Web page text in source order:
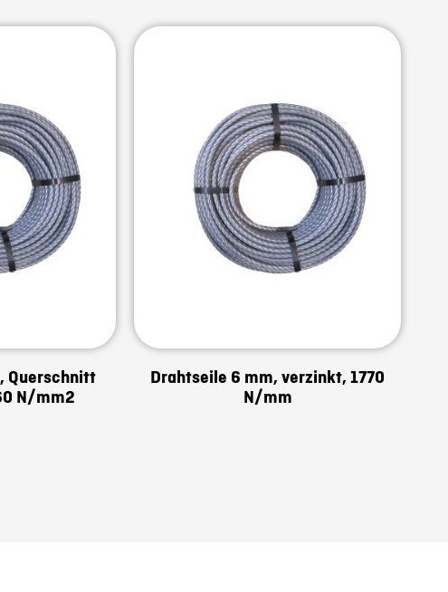
Querschnitt
N/mm2
Drahtseile 6 mm, verzinkt, 1770
N/mm